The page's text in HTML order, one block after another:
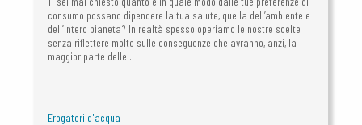
consumo possano dipendere la tua salute, quella dell’ambiente e
dell’intero pianeta? In realtà spesso operiamo le nostre scelte
senza riflettere molto sulle conseguenze che avranno, anzi, la
maggior parte delle...
Erogatori d'acqua